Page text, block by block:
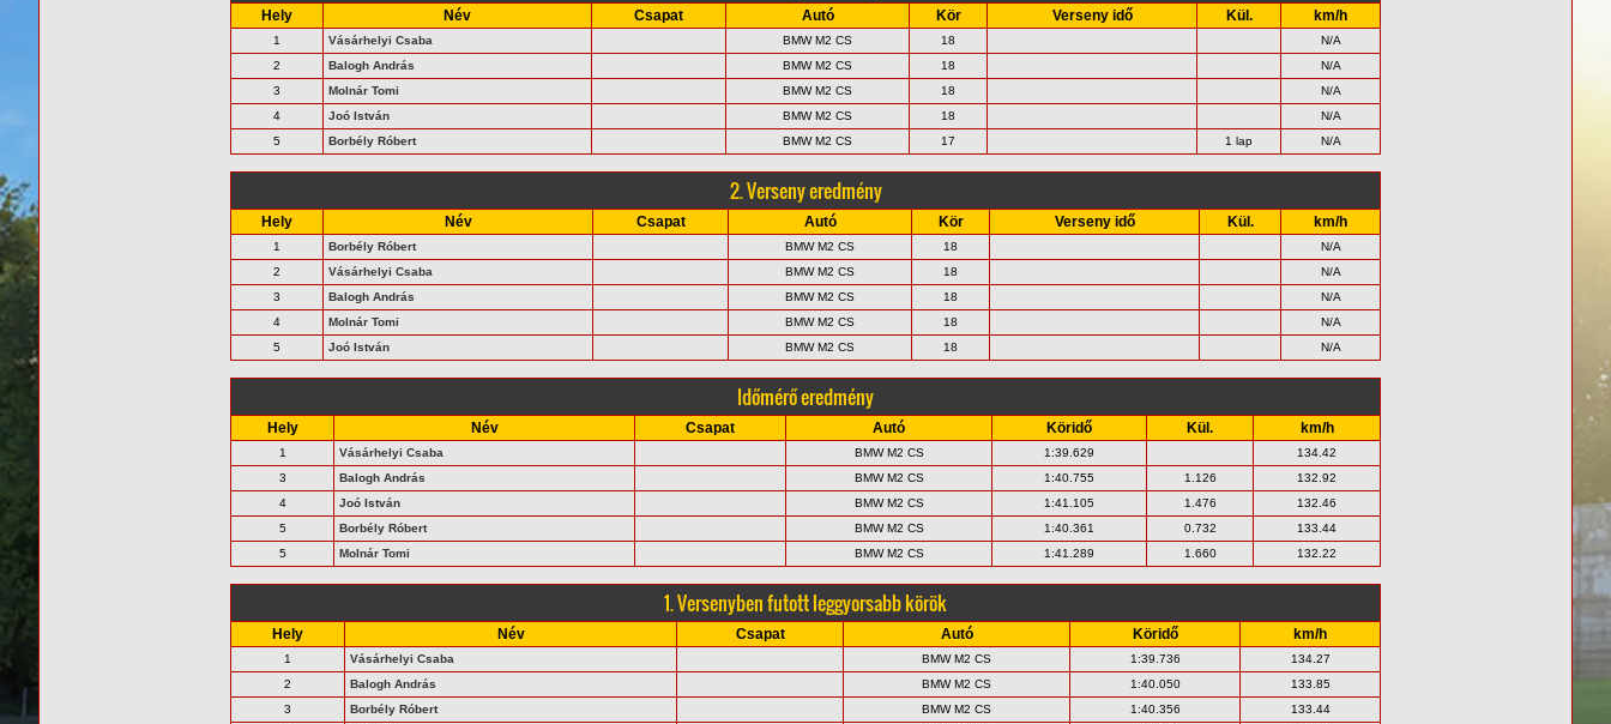
Hely Név Csapat Autó Kör Verseny idő Kül. km/h
1 Vásárhelyi Csaba BMW M2 CS 18
N/A
2
Balogh András BMW M2 CS 18
N/A
3
Molnár Tomi BMW M2 CS 18
N/A
4
Joó István BMW M2 CS 18
N/A
5
Borbély Róbert BMW M2 CS 17 1 lap N/A
2. Verseny eredmény
Hely Név Csapat Autó Kör Verseny idő Kül. km/h
1 Borbély Róbert BMW M2 CS 18
N/A
2
Vásárhelyi Csaba BMW M2 CS 18
N/A
3
Balogh András BMW M2 CS 18
N/A
4
Molnár Tomi BMW M2 CS 18
N/A
5
Joó István BMW M2 CS 18 N/A
Időmérő eredmény
Hely Név Csapat Autó Köridő Kül. km/h
1 Vásárhelyi Csaba BMW M2 CS 1:39.629
134.42
3
Balogh András BMW M2 CS 1:40.755 1.126
132.92
4
Joó István BMW M2 CS 1:41.105 1.476
132.46
5
Borbély Róbert BMW M2 CS 1:40.361 0.732
133.44
5
Molnár Tomi BMW M2 CS 1:41.289 1.660 132.22
1. Versenyben futott leggyorsabb körök
Hely Név Csapat Autó Köridő km/h
1 Vásárhelyi Csaba BMW M2 CS 1:39.736
134.27
2
Balogh András BMW M2 CS 1:40.050
133.85
3
Borbély Róbert BMW M2 CS 1:40.356
133.44